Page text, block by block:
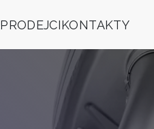
PRODEJCIKONTAKTY